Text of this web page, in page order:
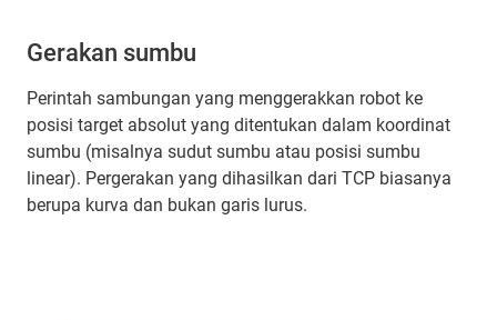
Gerakan sumbu
Perintah sambungan yang menggerakkan robot ke
posisi target absolut yang ditentukan dalam koordinat
sumbu (misalnya sudut sumbu atau posisi sumbu
linear). Pergerakan yang dihasilkan dari TCP biasanya
berupa kurva dan bukan garis lurus.